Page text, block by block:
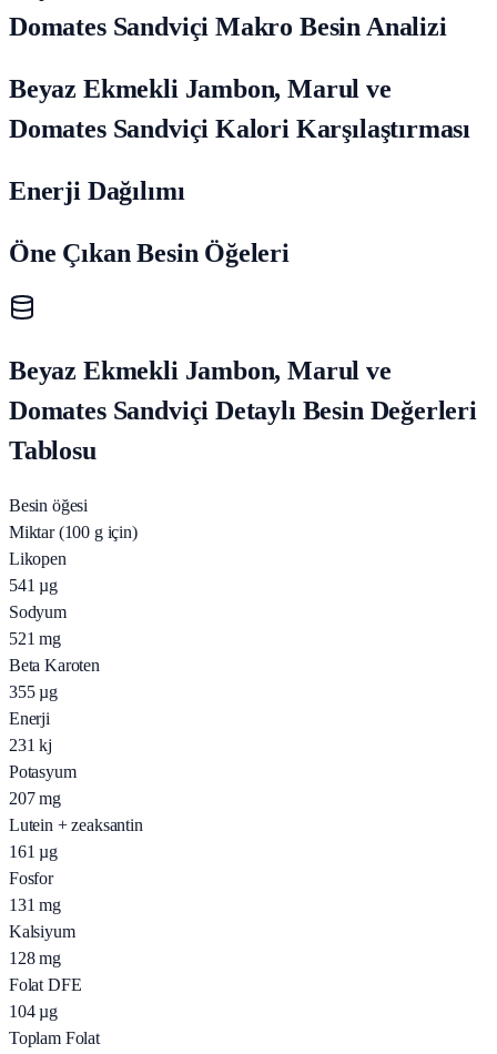
Domates Sandviçi Makro Besin Analizi
Beyaz Ekmekli Jambon, Marul ve
Domates Sandviçi Kalori Karşılaştırması
Enerji Dağılımı
Öne Çıkan Besin Öğeleri
Beyaz Ekmekli Jambon, Marul ve
Domates Sandviçi Detaylı Besin Değerleri
Tablosu
Besin öğesi
Miktar (100 g için)
Likopen
541 µg
Sodyum
521 mg
Beta Karoten
355 µg
Enerji
231 kj
Potasyum
207 mg
Lutein + zeaksantin
161 µg
Fosfor
131 mg
Kalsiyum
128 mg
Folat DFE
104 µg
Toplam Folat